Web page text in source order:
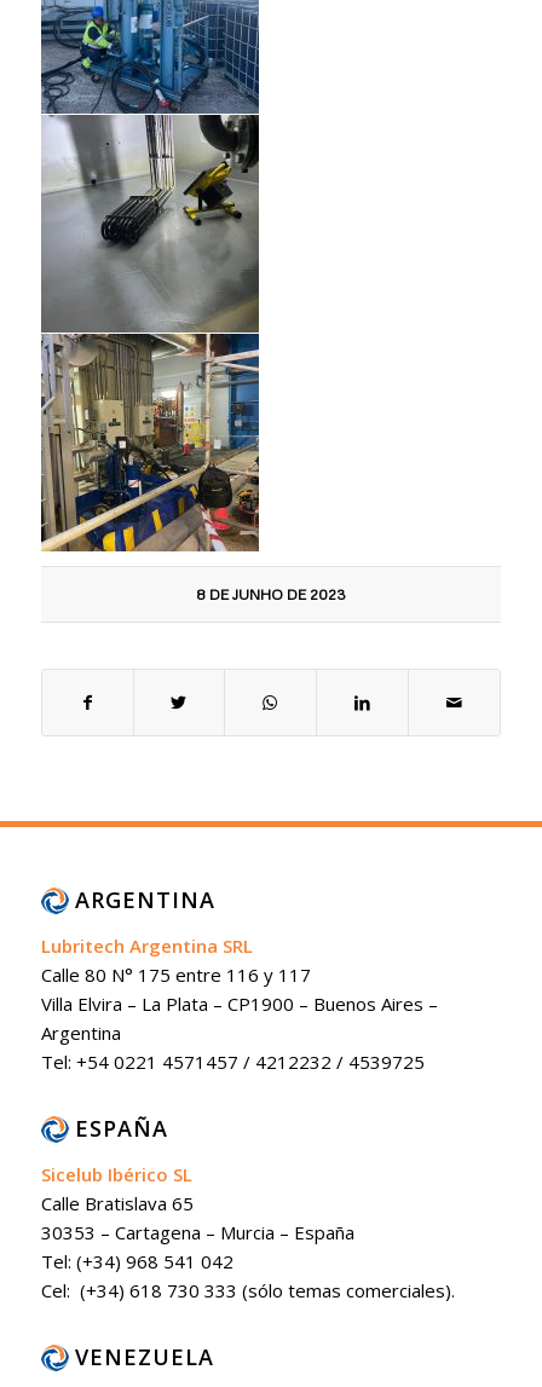
8 DE JUNHO DE 2023
ARGENTINA
Lubritech Argentina SRL
Calle 80 N° 175 entre 116 y 117
Villa Elvira – La Plata – CP1900 – Buenos Aires –
Argentina
Tel: +54 0221 4571457 / 4212232 / 4539725
ESPAÑA
Sicelub Ibérico SL
Calle Bratislava 65
30353 – Cartagena – Murcia – España
Tel: (+34) 968 541 042
Cel: (+34) 618 730 333 (sólo temas comerciales).
VENEZUELA